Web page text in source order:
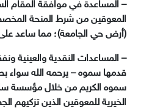
– المساعدة في موافقة المقام
المعوقين من شرط المنحة
(أرض حي الجامعة)؛ مما ساعد
– المساعدات النقدية والعينية
قدمها سموه – يرحمه الله سواء
سموه الكريم من خلال مؤسسة
الخيرية للمعوقين الذين تزكيهم